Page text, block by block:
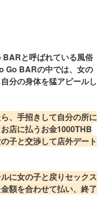
と呼ばれている風俗
Go BARの中では、女の
分の身体を猛アピールし
、手招きして自分の所に
店に払うお金1000THB
子と交渉して店外デート
に女の子と戻りセックス
額を合わせて払い、終了